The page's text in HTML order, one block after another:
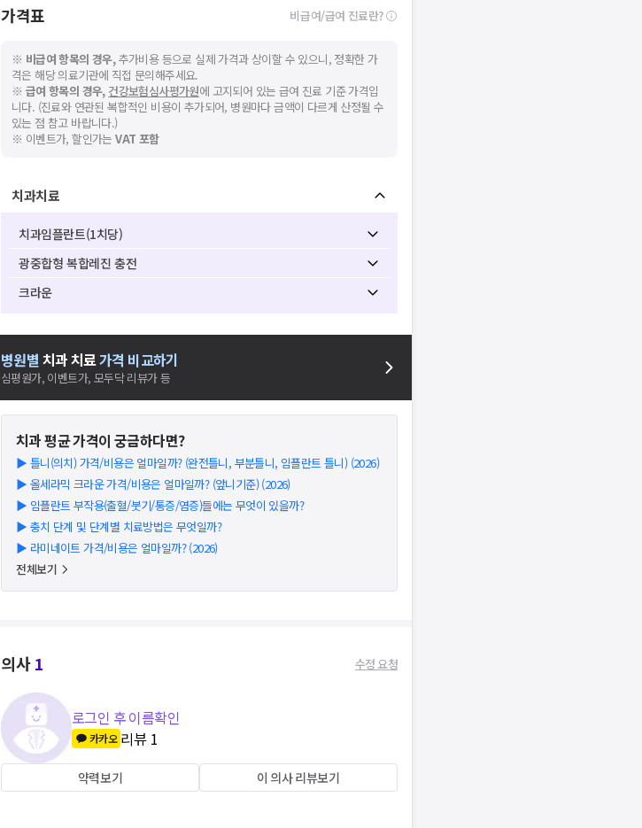
가격표 비급여/급여 진료란?
※ 비급여 항목의 경우,추가비용 등으로 실제 가격과 상이할 수 있으니, 정확한 가
격은 해당 의료기관에 직접 문의해주세요.
※ 급여 항목의 경우, 건강보험심사평가원에 고지되어 있는 급여 진료 기준 가격입
니다. (진료와 연관된 복합적인 비용이 추가되어, 병원마다 금액이 다르게 산정될 수
있는 점 참고 바랍니다.)
※ 이벤트가, 할인가는VAT 포함
치과치료
치과임플란트(1치당)
광중합형 복합레진 충전
크라운
병원별 치과치료가격 비교하기
심평원가, 이벤트가, 모두닥 리뷰가 등
치과평균 가격이 궁금하다면?
▶ 틀니(의치) 가격/비용은 얼마일까? (완전틀니, 부분틀니, 임플란트 틀니) (2026)
▶ 올세라믹 크라운 가격/비용은 얼마일까? (앞니기준) (2026)
▶ 임플란트 부작용(출혈/붓기/통증/염증)들에는 무엇이 있을까?
▶ 충치 단계 및 단계별 치료방법은 무엇일까?
▶ 라미네이트 가격/비용은 얼마일까? (2026)
전체보기
의사1 수정 요청
로그인 후 이름확인
카카오 리뷰 1
약력보기 이 의사 리뷰보기